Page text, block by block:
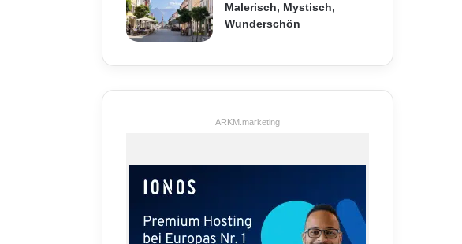
Malerisch, Mystisch,
Wunderschön
ARKM.marketing